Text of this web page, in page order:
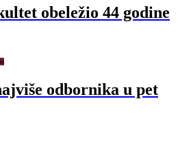
obeležio 44 godine
odbornika u pet